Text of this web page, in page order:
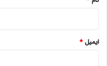
ایمیل*